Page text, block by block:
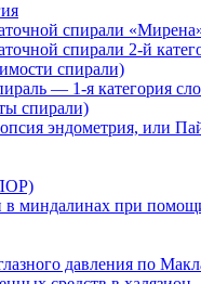
спирали
спирали 2-й
спирали)
— 1-я категория
спирали)
эндометрия, или
в миндалинах при
давления по